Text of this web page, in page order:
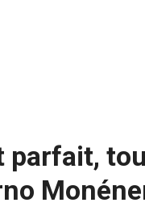
parfait,